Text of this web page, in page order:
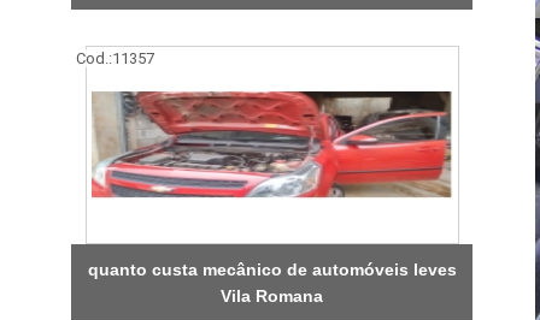
Cod.:11357
quanto custa mecânico de automóveis leves
Vila Romana